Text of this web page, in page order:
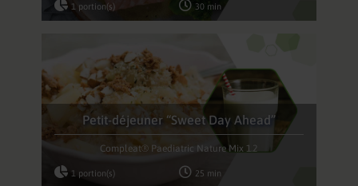
1 portion(s) 30 min
Petit-déjeuner “Sweet Day Ahead”
Compleat® Paediatric Nature Mix 1.2
1 portion(s) 25 min